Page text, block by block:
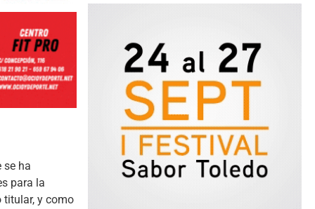
se ha
para la
titular, y como